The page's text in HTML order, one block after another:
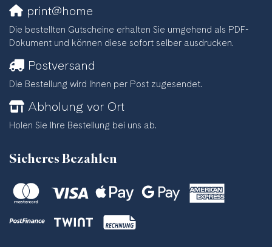
print@home
Die bestellten Gutscheine erhalten Sie umgehend als PDF-
Dokument und können diese sofort selber ausdrucken.
Postversand
Die Bestellung wird Ihnen per Post zugesendet.
Abholung vor Ort
Holen Sie Ihre Bestellung bei uns ab.
Sicheres Bezahlen